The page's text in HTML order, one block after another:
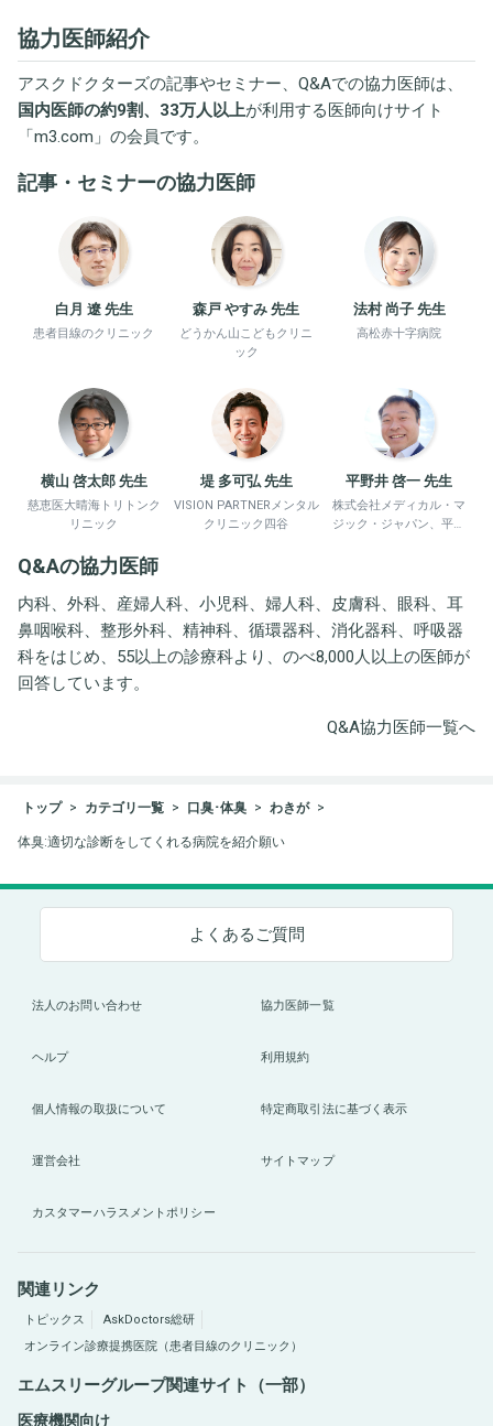
協力医師紹介
アスクドクターズの記事やセミナー、Q&Aでの協力医師は、
国内医師の約9割、33万人以上が利用する医師向けサイト
「m3.com 」の会員です。
記事・セミナーの協力医師
白月 遼 先生
患者目線のクリニック
森戸 やすみ 先生
どうかん山こどもクリニ
ック
法村 尚子 先生
高松赤十字病院
横山 啓太郎 先生
慈恵医大晴海トリトンク
リニック
堤 多可弘 先生
VISION PARTNERメンタル
クリニック四谷
平野井 啓一 先生
株式会社メディカル・マ
ジック・ジャパン、平野
Q&Aの協力医師
内科、外科、産婦人科、小児科、婦人科、皮膚科、眼科、耳
鼻咽喉科、整形外科、精神科、循環器科、消化器科、呼吸器
科をはじめ、55以上の診療科より、のべ8,000人以上の医師が
回答しています。
Q&A協力医師一覧へ
トップ カテゴリ一覧 口臭･体臭 わきが
体臭:適切な診断をしてくれる病院を紹介願い
よくあるご質問
法人のお問い合わせ 協力医師一覧
ヘルプ 利用規約
個人情報の取扱について 特定商取引法に基づく表示
運営会社 サイトマップ
カスタマーハラスメントポリシー
関連リンク
トピックス
AskDoctors総研
オンライン診療提携医院（患者目線のクリニック）
エムスリーグループ関連サイト（一部）
医療機関向け